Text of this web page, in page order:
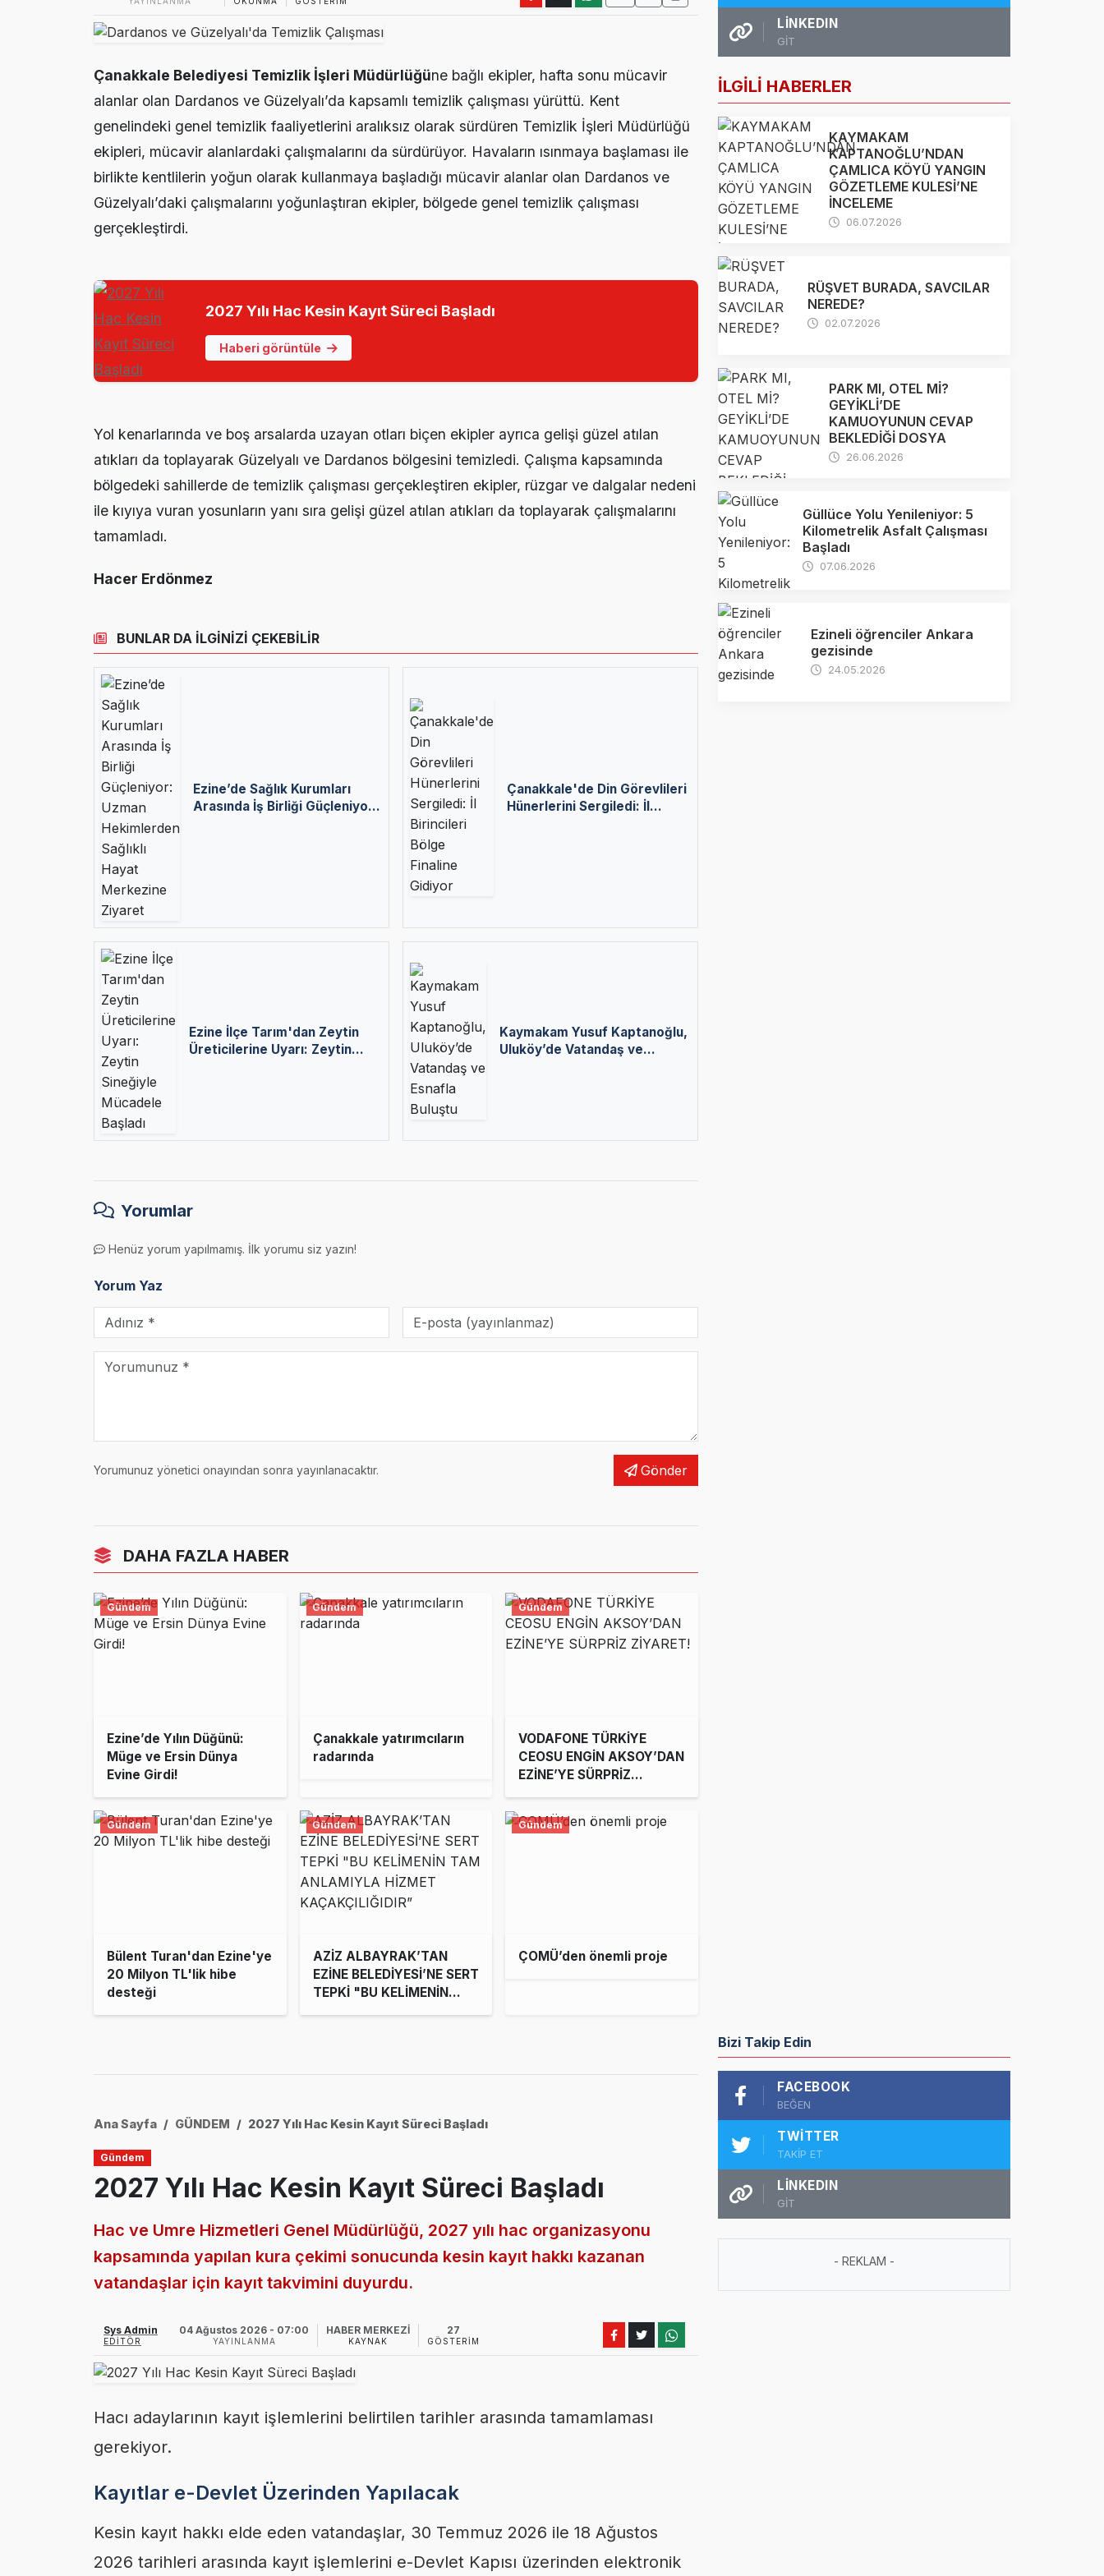
Ezine’de Otizm Farkındalığı İçin Anlamlı Buluşma
14:29 | Ezine MEM Öğrencileri Otomotiv Sektörünü Yerinde İnceledi
10:45 | Ezine’de Arıcılık Eğitimi İçin Kayıtlar Açıldı
16:48 | Kaymakam Kaptanoğlu’ndan Kıbrıs Gazisi Recep Kıral’a iftar ziyareti
Çanakkale Belediyesi Temizlik İşleri Müdürlüğüne bağlı ekipler, hafta sonu mücavir
alanlar olan Dardanos ve Güzelyalı’da kapsamlı temizlik çalışması yürüttü. Kent
genelindeki genel temizlik faaliyetlerini aralıksız olarak sürdüren Temizlik İşleri Müdürlüğü
ekipleri, mücavir alanlardaki çalışmalarını da sürdürüyor. Havaların ısınmaya başlaması ile
birlikte kentlilerin yoğun olarak kullanmaya başladığı mücavir alanlar olan Dardanos ve
Güzelyalı’daki çalışmalarını yoğunlaştıran ekipler, bölgede genel temizlik çalışması
gerçekleştirdi.
2027 Yılı Hac Kesin Kayıt Süreci Başladı
Haberi görüntüle
Yol kenarlarında ve boş arsalarda uzayan otları biçen ekipler ayrıca gelişi güzel atılan
atıkları da toplayarak Güzelyalı ve Dardanos bölgesini temizledi. Çalışma kapsamında
bölgedeki sahillerde de temizlik çalışması gerçekleştiren ekipler, rüzgar ve dalgalar nedeni
ile kıyıya vuran yosunların yanı sıra gelişi güzel atılan atıkları da toplayarak çalışmalarını
tamamladı.
Hacer Erdönmez
BUNLAR DA İLGİNİZİ ÇEKEBİLİR
Ezine’de Sağlık Kurumları
Arasında İş Birliği Güçleniyor:
Çanakkale'de Din Görevlileri
Hünerlerini Sergiledi: İl
Ezine İlçe Tarım'dan Zeytin
Üreticilerine Uyarı: Zeytin
Kaymakam Yusuf Kaptanoğlu,
Uluköy’de Vatandaş ve
Yorumlar
Henüz yorum yapılmamış. İlk yorumu siz yazın!
Yorum Yaz
Yorumunuz yönetici onayından sonra yayınlanacaktır. Gönder
DAHA FAZLA HABER
Gündem
Ezine’de Yılın Düğünü:
Müge ve Ersin Dünya
Evine Girdi!
Gündem
Çanakkale yatırımcıların
radarında
Gündem
VODAFONE TÜRKİYE
CEOSU ENGİN AKSOY’DAN
EZİNE’YE SÜRPRİZ
Gündem
Bülent Turan'dan Ezine'ye
20 Milyon TL'lik hibe
desteği
Gündem
AZİZ ALBAYRAK’TAN
EZİNE BELEDİYESİ’NE SERT
TEPKİ "BU KELİMENİN
Gündem
ÇOMÜ’den önemli proje
LINKEDIN
GİT
İLGİLİ HABERLER
KAYMAKAM
KAPTANOĞLU’NDAN
ÇAMLICA KÖYÜ YANGIN
GÖZETLEME KULESİ’NE
İNCELEME
06.07.2026
RÜŞVET BURADA, SAVCILAR
NEREDE?
02.07.2026
PARK MI, OTEL Mİ?
GEYİKLİ’DE
KAMUOYUNUN CEVAP
BEKLEDİĞİ DOSYA
26.06.2026
Güllüce Yolu Yenileniyor: 5
Kilometrelik Asfalt Çalışması
Başladı
07.06.2026
Ezineli öğrenciler Ankara
gezisinde
24.05.2026
Ana Sayfa GÜNDEM 2027 Yılı Hac Kesin Kayıt Süreci Başladı
Gündem
2027 Yılı Hac Kesin Kayıt Süreci Başladı
Hac ve Umre Hizmetleri Genel Müdürlüğü, 2027 yılı hac organizasyonu
kapsamında yapılan kura çekimi sonucunda kesin kayıt hakkı kazanan
vatandaşlar için kayıt takvimini duyurdu.
Sys Admin
EDITÖR
04 Ağustos 2026 - 07:00
YAYINLANMA
HABER MERKEZİ
KAYNAK
27
GÖSTERIM
Hacı adaylarının kayıt işlemlerini belirtilen tarihler arasında tamamlaması
gerekiyor.
Kayıtlar e-Devlet Üzerinden Yapılacak
Kesin kayıt hakkı elde eden vatandaşlar, 30 Temmuz 2026 ile 18 Ağustos
2026 tarihleri arasında kayıt işlemlerini e-Devlet Kapısı üzerinden elektronik
Bizi Takip Edin
FACEBOOK
BEĞEN
TWITTER
TAKİP ET
LINKEDIN
GİT
- REKLAM -